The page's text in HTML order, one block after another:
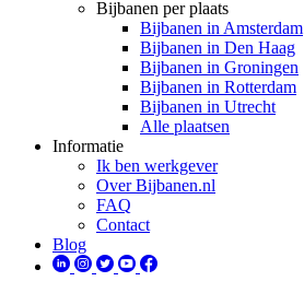
Bijbanen per plaats
Bijbanen in Amsterdam
Bijbanen in Den Haag
Bijbanen in Groningen
Bijbanen in Rotterdam
Bijbanen in Utrecht
Alle plaatsen
Informatie
Ik ben werkgever
Over Bijbanen.nl
FAQ
Contact
Blog